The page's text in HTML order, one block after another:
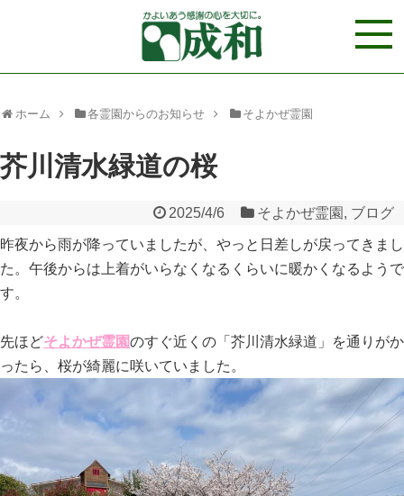
ホーム 各霊園からのお知らせ そよかぜ霊園
芥川清水緑道の桜
2025/4/6 そよかぜ霊園 , ブログ
昨夜から雨が降っていましたが、やっと日差しが戻ってきまし
た。午後からは上着がいらなくなるくらいに暖かくなるようで
す。
先ほどそよかぜ霊園のすぐ近くの「芥川清水緑道」を通りがか
ったら、桜が綺麗に咲いていました。